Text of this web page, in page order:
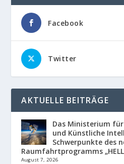
Facebook
Twitter
AKTUELLE BEITRÄGE
Das Ministerium
und Künstliche
Schwerpunkte des
Raumfahrtprogramms
August 7, 2026